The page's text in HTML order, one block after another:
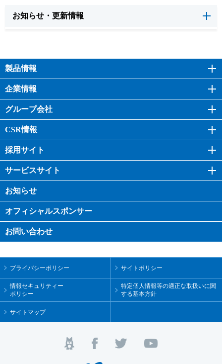
お知らせ・更新情報
製品情報
企業情報
グループ会社
CSR情報
採用サイト
サービスサイト
お知らせ
オフィシャルスポンサー
お問い合わせ
プライバシーポリシー サイトポリシー
情報セキュリティー
ポリシー
特定個人情報等の適正な取扱いに関
する基本方針
サイトマップ